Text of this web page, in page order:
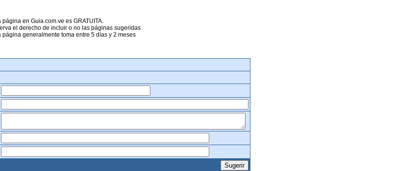
en Guia.com.ve es GRATUITA.
el derecho de incluir o no las páginas sugeridas
página generalmente toma entre 5 días y 2 meses